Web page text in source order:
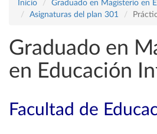
Inicio
Graduado en Magisterio en
Asignaturas del plan 301
Graduado en
en Educación
Facultad de